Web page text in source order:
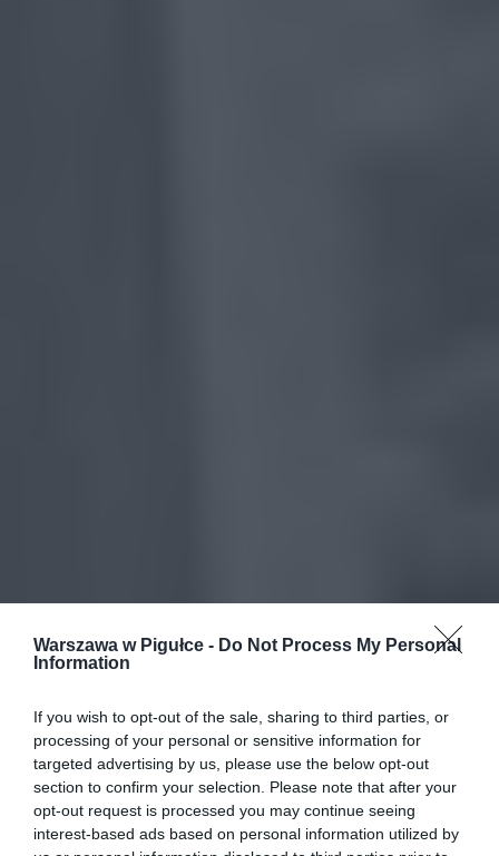
Warszawa w Pigułce - Do Not Process My Personal
Information
If you wish to opt-out of the sale, sharing to third parties, or
processing of your personal or sensitive information for
targeted advertising by us, please use the below opt-out
section to confirm your selection. Please note that after your
opt-out request is processed you may continue seeing
interest-based ads based on personal information utilized by